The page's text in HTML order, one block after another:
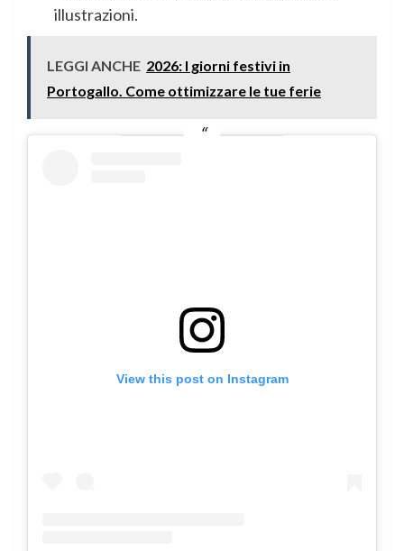
illustrazioni.
LEGGI ANCHE 2026: I giorni festivi in
Portogallo. Come ottimizzare le tue ferie
View this post on Instagram